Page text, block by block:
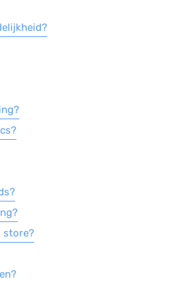
store?